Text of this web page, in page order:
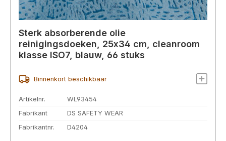
Sterk absorberende olie
reinigingsdoeken, 25x34 cm, cleanroom
klasse ISO7, blauw, 66 stuks
Binnenkort beschikbaar
Artikelnr.
WL93454
Fabrikant
DS SAFETY WEAR
Fabrikantnr.
D4204